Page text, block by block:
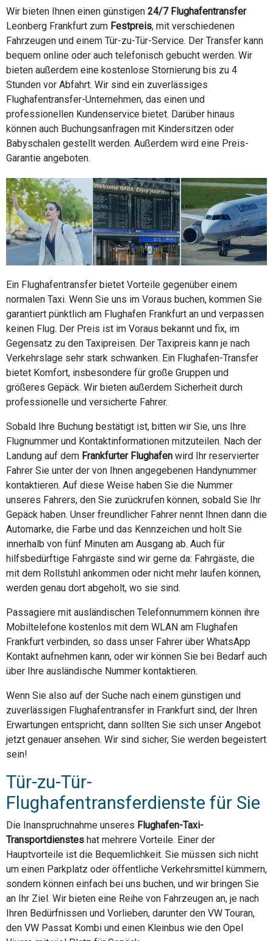
Wir bieten Ihnen einen günstigen 24/7 Flughafentransfer
Leonberg Frankfurt zum Festpreis, mit verschiedenen
Fahrzeugen und einem Tür-zu-Tür-Service. Der Transfer kann
bequem online oder auch telefonisch gebucht werden. Wir
bieten außerdem eine kostenlose Stornierung bis zu 4
Stunden vor Abfahrt. Wir sind ein zuverlässiges
Flughafentransfer-Unternehmen, das einen und
professionellen Kundenservice bietet. Darüber hinaus
können auch Buchungsanfragen mit Kindersitzen oder
Babyschalen gestellt werden. Außerdem wird eine Preis-
Garantie angeboten.
Ein Flughafentransfer bietet Vorteile gegenüber einem
normalen Taxi. Wenn Sie uns im Voraus buchen, kommen Sie
garantiert pünktlich am Flughafen Frankfurt an und verpassen
keinen Flug. Der Preis ist im Voraus bekannt und fix, im
Gegensatz zu den Taxipreisen. Der Taxipreis kann je nach
Verkehrslage sehr stark schwanken. Ein Flughafen-Transfer
bietet Komfort, insbesondere für große Gruppen und
größeres Gepäck. Wir bieten außerdem Sicherheit durch
professionelle und versicherte Fahrer.
Sobald Ihre Buchung bestätigt ist, bitten wir Sie, uns Ihre
Flugnummer und Kontaktinformationen mitzuteilen. Nach der
Landung auf dem Frankfurter Flughafen wird Ihr reservierter
Fahrer Sie unter der von Ihnen angegebenen Handynummer
kontaktieren. Auf diese Weise haben Sie die Nummer
unseres Fahrers, den Sie zurückrufen können, sobald Sie Ihr
Gepäck haben. Unser freundlicher Fahrer nennt Ihnen dann die
Automarke, die Farbe und das Kennzeichen und holt Sie
innerhalb von fünf Minuten am Ausgang ab. Auch für
hilfsbedürftige Fahrgäste sind wir gerne da: Fahrgäste, die
mit dem Rollstuhl ankommen oder nicht mehr laufen können,
werden genau dort abgeholt, wo sie sind.
Passagiere mit ausländischen Telefonnummern können ihre
Mobiltelefone kostenlos mit dem WLAN am Flughafen
Frankfurt verbinden, so dass unser Fahrer über WhatsApp
Kontakt aufnehmen kann, oder wir können Sie bei Bedarf auch
über Ihre ausländische Nummer kontaktieren.
Wenn Sie also auf der Suche nach einem günstigen und
zuverlässigen Flughafentransfer in Frankfurt sind, der Ihren
Erwartungen entspricht, dann sollten Sie sich unser Angebot
jetzt genauer ansehen. Wir sind sicher, Sie werden begeistert
sein!
Tür-zu-Tür-
Flughafentransferdienste für Sie
Die Inanspruchnahme unseres Flughafen-Taxi-
Transportdienstes hat mehrere Vorteile. Einer der
Hauptvorteile ist die Bequemlichkeit. Sie müssen sich nicht
um einen Parkplatz oder öffentliche Verkehrsmittel kümmern,
sondern können einfach bei uns buchen, und wir bringen Sie
an Ihr Ziel. Wir bieten eine Reihe von Fahrzeugen an, je nach
Ihren Bedürfnissen und Vorlieben, darunter den VW Touran,
den VW Passat Kombi und einen Kleinbus wie den Opel